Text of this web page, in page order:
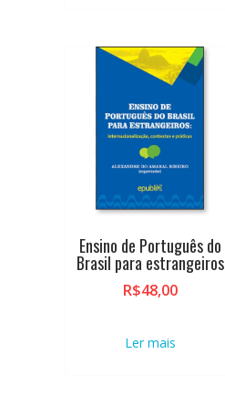
Ensino de Português do
Brasil para estrangeiros
R$48,00
Ler mais